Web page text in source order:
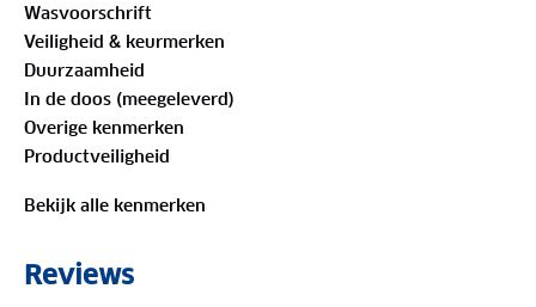
Wasvoorschrift
Veiligheid & keurmerken
Duurzaamheid
In de doos (meegeleverd)
Overige kenmerken
Productveiligheid
Bekijk alle kenmerken
Reviews